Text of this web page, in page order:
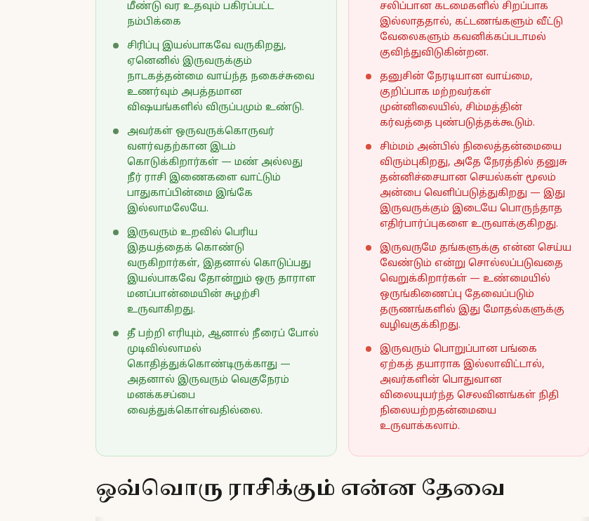
மீண்டு வர உதவும் பகிரப்பட்ட
நம்பிக்கை
சிரிப்பு இயல்பாகவே வருகிறது,
ஏனெனில் இருவருக்கும்
நாடகத்தன்மை வாய்ந்த நகைச்சுவை
உணர்வும் அபத்தமான
விஷயங்களில் விருப்பமும் உண்டு.
அவர்கள் ஒருவருக்கொருவர்
வளர்வதற்கான இடம்
கொடுக்கிறார்கள் — மண் அல்லது
நீர் ராசி இணைகளை வாட்டும்
பாதுகாப்பின்மை இங்கே
இல்லாமலேயே.
இருவரும் உறவில் பெரிய
இதயத்தைக் கொண்டு
வருகிறார்கள், இதனால் கொடுப்பது
இயல்பாகவே தோன்றும் ஒரு தாராள
மனப்பான்மையின் சுழற்சி
உருவாகிறது.
தீ பற்றி எரியும், ஆனால் நீரைப் போல்
முடிவில்லாமல்
கொதித்துக்கொண்டிருக்காது —
அதனால் இருவரும் வெகுநேரம்
மனக்கசப்பை
வைத்துக்கொள்வதில்லை.
சலிப்பான கடமைகளில் சிறப்பாக
இல்லாததால், கட்டணங்களும் வீட்டு
வேலைகளும் கவனிக்கப்படாமல்
குவிந்துவிடுகின்றன.
தனுசின் நேரடியான வாய்மை,
குறிப்பாக மற்றவர்கள்
முன்னிலையில், சிம்மத்தின்
கர்வத்தை புண்படுத்தக்கூடும்.
சிம்மம் அன்பில் நிலைத்தன்மையை
விரும்புகிறது, அதே நேரத்தில் தனுசு
தன்னிச்சையான செயல்கள் மூலம்
அன்பை வெளிப்படுத்துகிறது — இது
இருவருக்கும் இடையே பொருந்தாத
எதிர்பார்ப்புகளை உருவாக்குகிறது.
இருவருமே தங்களுக்கு என்ன செய்ய
வேண்டும் என்று சொல்லப்படுவதை
வெறுக்கிறார்கள் — உண்மையில்
ஒருங்கிணைப்பு தேவைப்படும்
தருணங்களில் இது மோதல்களுக்கு
வழிவகுக்கிறது.
இருவரும் பொறுப்பான பங்கை
ஏற்கத் தயாராக இல்லாவிட்டால்,
அவர்களின் பொதுவான
விலையுயர்ந்த செலவினங்கள் நிதி
நிலையற்றதன்மையை
உருவாக்கலாம்.
ஒவ்வொரு ராசிக்கும் என்ன தேவை